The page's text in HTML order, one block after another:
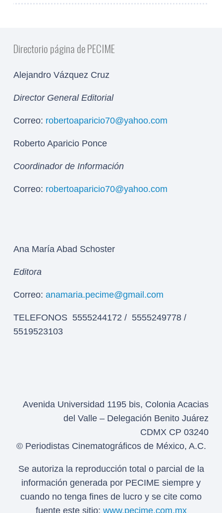
Directorio página de PECIME
Alejandro Vázquez Cruz
Director General Editorial
Correo: robertoaparicio70@yahoo.com
Roberto Aparicio Ponce
Coordinador de Información
Correo: robertoaparicio70@yahoo.com
Ana María Abad Schoster
Editora
Correo: anamaria.pecime@gmail.com
TELEFONOS 5555244172 / 5555249778 /
5519523103
Avenida Universidad 1195 bis, Colonia Acacias
del Valle – Delegación Benito Juárez
CDMX CP 03240
© Periodistas Cinematográficos de México, A.C.
Se autoriza la reproducción total o parcial de la
información generada por PECIME siempre y
cuando no tenga fines de lucro y se cite como
fuente este sitio: www.pecime.com.mx